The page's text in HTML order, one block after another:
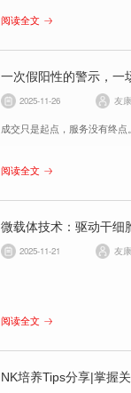
阅读全文
一次假阳性的警示，一
2025-11-26 友
成交只是起点，服务没有终
阅读全文
微载体技术：驱动干细
2025-11-21 友
阅读全文
NK培养Tips分享|掌握